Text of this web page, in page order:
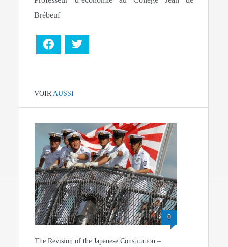
Brébeuf
Facebook
VOIR AUSSI
0
The Revision of the Japanese Constitution –